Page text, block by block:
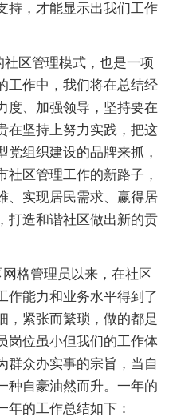
持，才能显示出我们工作
社区管理模式，也是一项
工作中，我们将在总结经
度、加强领导，坚持要在
在坚持上努力实践，把这
组织建设的品牌来抓，
区管理工作的新路子，
、实现居民需求、赢得居
打造和谐社区做出新的贡
格管理员以来，在社区
作能力和业务水平得到了
，紧张而繁琐，做的都是
岗位虽小但我们的工作体
群众办实事的宗旨，当自
种自豪油然而升。一年的
年的工作总结如下：